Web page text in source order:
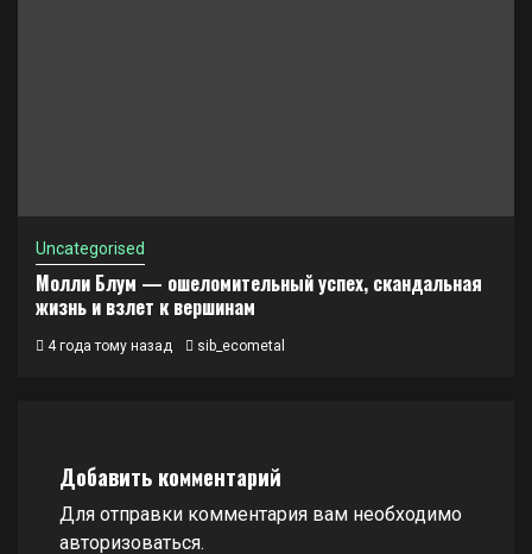
Uncategorised
Молли Блум — ошеломительный успех, скандальная
жизнь и взлет к вершинам
4 года тому назад sib_ecometal
Добавить комментарий
Для отправки комментария вам необходимо
авторизоваться.